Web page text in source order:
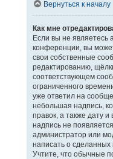
Вернуться к началу
Как мне
Если вы не
конференции, вы
свои собственные
редактированию,
соответствующем
ограниченного
уже ответил на
небольшая надпись,
правок, а также дату
надпись не
администратор или
написать о
Учтите, что обычные